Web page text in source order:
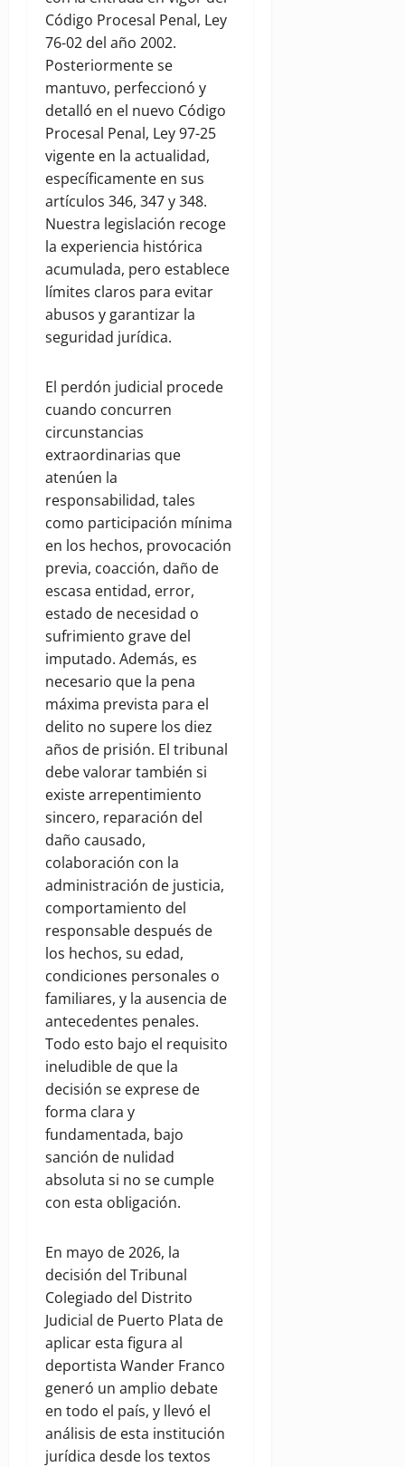
Código Procesal Penal, Ley
76-02 del año 2002.
Posteriormente se
mantuvo, perfeccionó y
detalló en el nuevo Código
Procesal Penal, Ley 97-25
vigente en la actualidad,
específicamente en sus
artículos 346, 347 y 348.
Nuestra legislación recoge
la experiencia histórica
acumulada, pero establece
límites claros para evitar
abusos y garantizar la
seguridad jurídica.
El perdón judicial procede
cuando concurren
circunstancias
extraordinarias que
atenúen la
responsabilidad, tales
como participación mínima
en los hechos, provocación
previa, coacción, daño de
escasa entidad, error,
estado de necesidad o
sufrimiento grave del
imputado. Además, es
necesario que la pena
máxima prevista para el
delito no supere los diez
años de prisión. El tribunal
debe valorar también si
existe arrepentimiento
sincero, reparación del
daño causado,
colaboración con la
administración de justicia,
comportamiento del
responsable después de
los hechos, su edad,
condiciones personales o
familiares, y la ausencia de
antecedentes penales.
Todo esto bajo el requisito
ineludible de que la
decisión se exprese de
forma clara y
fundamentada, bajo
sanción de nulidad
absoluta si no se cumple
con esta obligación.
En mayo de 2026, la
decisión del Tribunal
Colegiado del Distrito
Judicial de Puerto Plata de
aplicar esta figura al
deportista Wander Franco
generó un amplio debate
en todo el país, y llevó el
análisis de esta institución
jurídica desde los textos